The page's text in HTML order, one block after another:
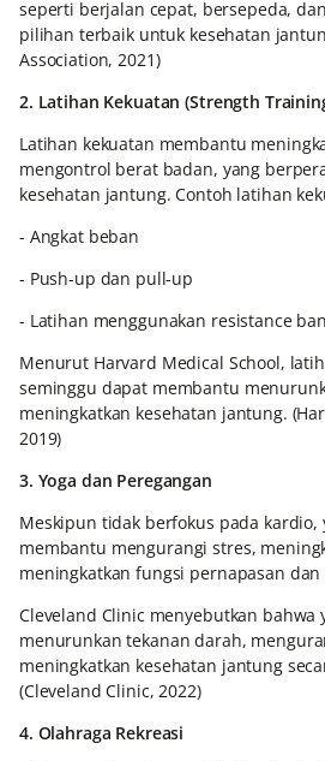
seperti berjalan cepat, bersepeda,
pilihan terbaik untuk kesehatan
Association, 2021)
2. Latihan Kekuatan (Strength
Latihan kekuatan membantu
mengontrol berat badan, yang
kesehatan jantung. Contoh latihan
- Angkat beban
- Push-up dan pull-up
- Latihan menggunakan resistance
Menurut Harvard Medical School,
seminggu dapat membantu
meningkatkan kesehatan jantung.
2019)
3. Yoga dan Peregangan
Meskipun tidak berfokus pada kardio,
membantu mengurangi stres,
meningkatkan fungsi pernapasan
Cleveland Clinic menyebutkan bahwa
menurunkan tekanan darah,
meningkatkan kesehatan jantung
(Cleveland Clinic, 2022)
4. Olahraga Rekreasi